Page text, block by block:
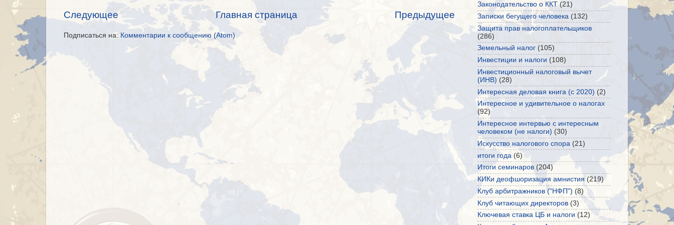
Следующее Предыдущее
Главная страница
Подписаться на:Комментарии к сообщению (Atom)
Законодательство о ККТ (21)
Записки бегущего человека (132)
Защита прав налогоплательщиков
(286)
Земельный налог (105)
Инвестиции и налоги (108)
Инвестиционный налоговый вычет
(ИНВ) (28)
Интересная деловая книга (с 2020) (2)
Интересное и удивительное о налогах
(92)
Интересное интервью с интересным
человеком (не налоги) (30)
Искусство налогового спора (21)
итоги года (6)
Итоги семинаров (204)
КИКи деофшоризация амнистия (219)
Клуб арбитражников ("НФП") (8)
Клуб читающих директоров (3)
Ключевая ставка ЦБ и налоги (12)